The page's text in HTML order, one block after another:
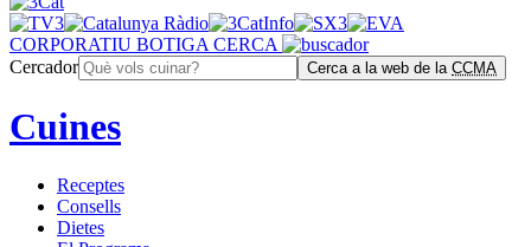
CORPORATIU BOTIGA CERCA
Cercador
Cerca a la web de la CCMA
Cuines
Receptes
Consells
Dietes